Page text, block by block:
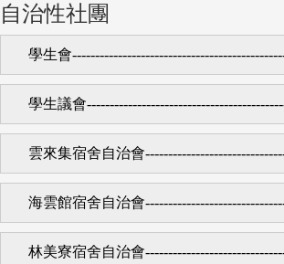
自治性社團
學生會
學生議會
雲來集宿舍自治會
海雲館宿舍自治會
林美寮宿舍自治會